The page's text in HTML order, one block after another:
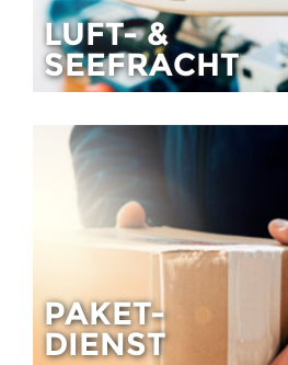
LUFT- &
SEEFRACHT
PAKET-
DIENST